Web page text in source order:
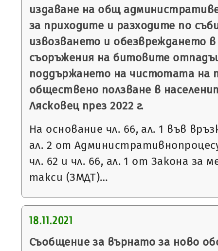
издаване на общ
за приходите и разходите по
извозването и обезвреждането в
съоръжения на битовите
поддържането на чистотата на
обществено ползване в
Лясковец през 2022 г.
На основание чл. 66, ал. 1 във
ал. 2 от
чл. 62 и чл. 66, ал. 1 от Закона за
такси (ЗМДТ)…
18.11.2021
Съобщение за върнато за ново